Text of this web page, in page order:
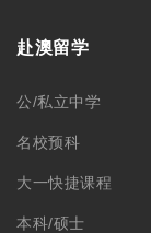
赴澳留学
公/私立中学
名校预科
大一快捷课程
本科/硕士